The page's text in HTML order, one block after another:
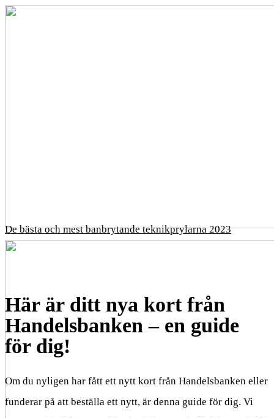
De bästa och mest banbrytande teknikprylarna 2023
Här är ditt nya kort från
Handelsbanken – en guide
för dig!
Om du nyligen har fått ett nytt kort från Handelsbanken eller
funderar på att beställa ett nytt, är denna guide för dig. Vi